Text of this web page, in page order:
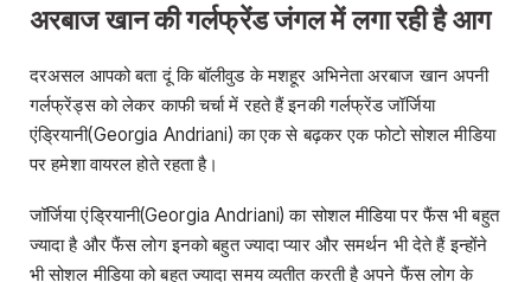
अरबाज खान की गर्लफ्रेंड जंगल में लगा रही है आग
दरअसल आपको बता दूं कि बॉलीवुड के मशहूर अभिनेता अरबाज खान अपनी
गर्लफ्रेंड्स को लेकर काफी चर्चा में रहते हैं इनकी गर्लफ्रेंड जॉर्जिया
एंड्रियानी(Georgia Andriani) का एक से बढ़कर एक फोटो सोशल मीडिया
पर हमेशा वायरल होते रहता है।
जॉर्जिया एंड्रियानी(Georgia Andriani) का सोशल मीडिया पर फैंस भी बहुत
ज्यादा है और फैंस लोग इनको बहुत ज्यादा प्यार और समर्थन भी देते हैं इन्होंने
भी सोशल मीडिया को बहुत ज्यादा समय व्यतीत करती है अपने फैंस लोग के